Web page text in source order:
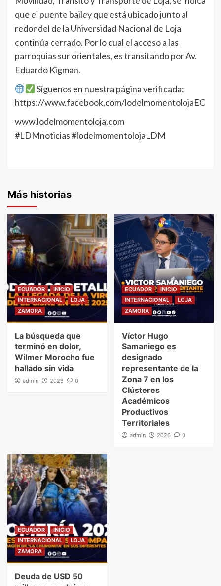
que el puente bailey que está ubicado junto al
redondel de la Universidad Nacional de Loja
continúa cerrado. Por lo cual el acceso a las
parroquias sur orientales, es transitando por Av.
Eduardo Kigman.
Síguenos en nuestra página verificada:
https://www.facebook.com/lodelmomentolojaEC
www.lodelmomentoloja.com
#LDMnoticias #lodelmomentolojaLDM
Más historias
ECUADOR
INICIO
INTERNACIONAL
LOJA
ZAMORA
La búsqueda que
terminó en dolor,
Wilmer Morocho fue
hallado sin vida
admin 2026 0
ECUADOR
INICIO
INTERNACIONAL
LOJA
ZAMORA
Víctor Hugo
Samaniego es
designado
representante de la
Zona 7 en los
Clústeres
Académicos
Productivos
Territoriales
admin 2026 0
ECUADOR
INICIO
INTERNACIONAL
LOJA
ZAMORA
Deuda de USD 50